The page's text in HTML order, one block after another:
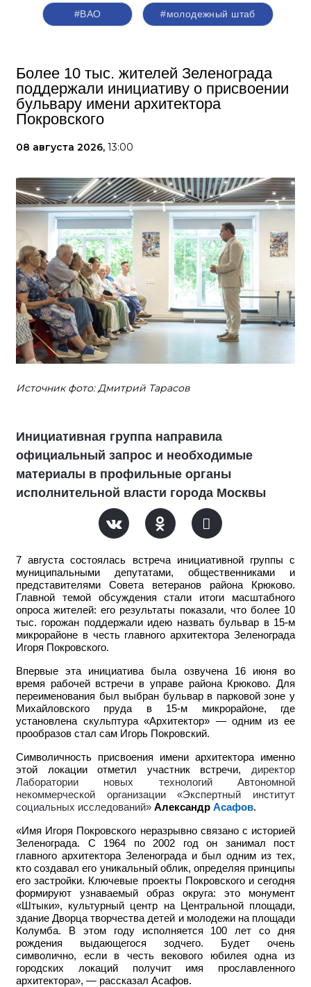
#ВАО #молодежный штаб
Более 10 тыс. жителей Зеленограда
поддержали инициативу о присвоении
бульвару имени архитектора
Покровского
08 августа 2026, 13:00
Источник фото: Дмитрий Тарасов
Инициативная группа направила
официальный запрос и необходимые
материалы в профильные органы
исполнительной власти города Москвы
7 августа состоялась встреча инициативной группы с
муниципальными депутатами, общественниками и
представителями Совета ветеранов района Крюково.
Главной темой обсуждения стали итоги масштабного
опроса жителей: его результаты показали, что более 10
тыс. горожан поддержали идею назвать бульвар в 15-м
микрорайоне в честь главного архитектора Зеленограда
Игоря Покровского.
Впервые эта инициатива была озвучена 16 июня во
время рабочей встречи в управе района Крюково. Для
переименования был выбран бульвар в парковой зоне у
Михайловского пруда в 15-м микрорайоне, где
установлена скульптура «Архитектор» — одним из ее
прообразов стал сам Игорь Покровский.
Символичность присвоения имени архитектора именно
этой локации отметил участник встречи, директор
Лаборатории новых технологий Автономной
некоммерческой организации «Экспертный институт
социальных исследований» Александр Асафов.
«Имя Игоря Покровского неразрывно связано с историей
Зеленограда. С 1964 по 2002 год он занимал пост
главного архитектора Зеленограда и был одним из тех,
кто создавал его уникальный облик, определяя принципы
его застройки. Ключевые проекты Покровского и сегодня
формируют узнаваемый образ округа: это монумент
«Штыки», культурный центр на Центральной площади,
здание Дворца творчества детей и молодежи на площади
Колумба. В этом году исполняется 100 лет со дня
рождения выдающегося зодчего. Будет очень
символично, если в честь векового юбилея одна из
городских локаций получит имя прославленного
архитектора», — рассказал Асафов.